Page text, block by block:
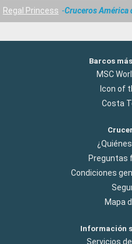
Regal Princess
Cruceros América
Barcos
MSC
Icon of
Costa
Preguntas
Condiciones
Mapa
Información
Servicios